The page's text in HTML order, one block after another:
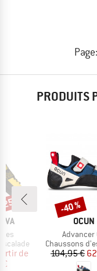
Page:
PRODUITS
réduit
de
€
%
OCUN
Article
Advancer
Product group
Chaussons
Prix
104,95 €
Remise
-40 %